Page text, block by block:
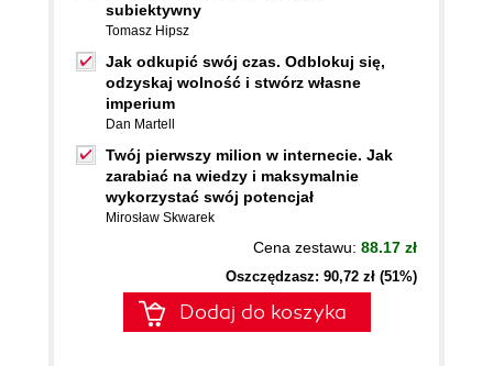
subiektywny
Tomasz Hipsz
Jak odkupić swój czas. Odblokuj się,
odzyskaj wolność i stwórz własne
imperium
Dan Martell
Twój pierwszy milion w internecie. Jak
zarabiać na wiedzy i maksymalnie
wykorzystać swój potencjał
Mirosław Skwarek
Cena zestawu: 88.17 zł
Oszczędzasz: 90,72 zł (51%)
Dodaj do koszyka